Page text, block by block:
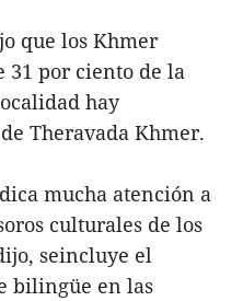
que los Khmer
31 por ciento de la
hay
Theravada Khmer.
mucha atención a
culturales de los
seincluye el
bilingüe en las